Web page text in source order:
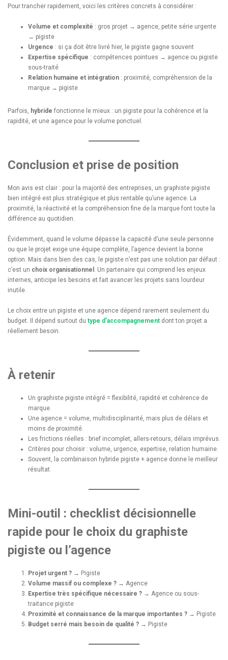
Pour trancher rapidement, voici les critères concrets à considérer :
Volume et complexité : gros projet → agence, petite série urgente
→ pigiste
Urgence : si ça doit être livré hier, le pigiste gagne souvent
Expertise spécifique : compétences pointues → agence ou pigiste
sous-traité
Relation humaine et intégration : proximité, compréhension de la
marque → pigiste
Parfois, hybride fonctionne le mieux : un pigiste pour la cohérence et la
rapidité, et une agence pour le volume ponctuel.
Conclusion et prise de position
Mon avis est clair : pour la majorité des entreprises, un graphiste pigiste
bien intégré est plus stratégique et plus rentable qu’une agence. La
proximité, la réactivité et la compréhension fine de la marque font toute la
différence au quotidien.
Évidemment, quand le volume dépasse la capacité d’une seule personne
ou que le projet exige une équipe complète, l’agence devient la bonne
option. Mais dans bien des cas, le pigiste n’est pas une solution par défaut :
c’est un choix organisationnel . Un partenaire qui comprend les enjeux
internes, anticipe les besoins et fait avancer les projets sans lourdeur
inutile.
Le choix entre un pigiste et une agence dépend rarement seulement du
budget. Il dépend surtout du type d’accompagnement dont ton projet a
réellement besoin.
À retenir
Un graphiste pigiste intégré = flexibilité, rapidité et cohérence de
marque.
Une agence = volume, multidisciplinarité, mais plus de délais et
moins de proximité.
Les frictions réelles : brief incomplet, allers-retours, délais imprévus.
Critères pour choisir : volume, urgence, expertise, relation humaine.
Souvent, la combinaison hybride pigiste + agence donne le meilleur
résultat.
Mini-outil : checklist décisionnelle
rapide pour le choix du graphiste
pigiste ou l’agence
Projet urgent ? → Pigiste
Volume massif ou complexe ? → Agence
Expertise très spécifique nécessaire ? → Agence ou sous-
traitance pigiste
Proximité et connaissance de la marque importantes ? → Pigiste
Budget serré mais besoin de qualité ? → Pigiste